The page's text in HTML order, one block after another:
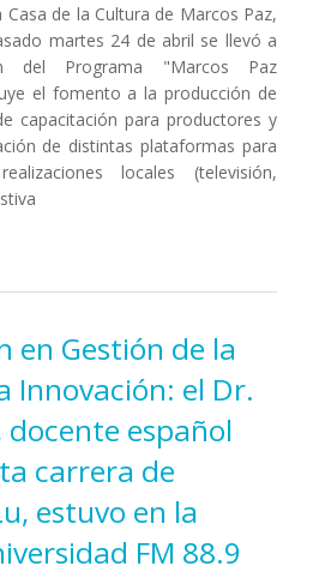
Casa de la Cultura de Marcos Paz,
martes 24 de abril se llevó a
del Programa "Marcos Paz
el fomento a la producción de
capacitación para productores y
de distintas plataformas para
locales (televisión,
“Marcos Paz Producciones” al
en Gestión de la
Innovación: el Dr.
español
carrera de
estuvo en la
FM 88.9